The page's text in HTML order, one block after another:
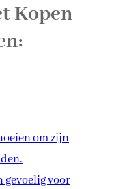
Kopen
om zijn
gevoelig voor